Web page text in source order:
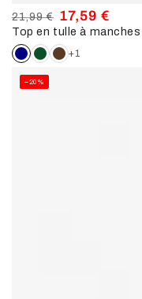
Prix
normal
21,99 €
Prix
de
vente
17,59 €
+1
–20%